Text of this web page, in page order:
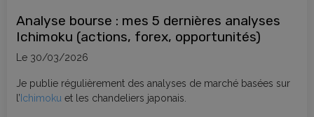
Analyse bourse : mes 5 dernières analyses
Ichimoku (actions, forex, opportunités)
Le 30/03/2026
Je publie régulièrement des analyses de marché basées sur
l’Ichimoku et les chandeliers japonais.